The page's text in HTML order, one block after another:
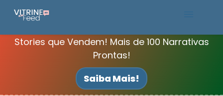
Stories que Vendem! Mais de 100 Narrativas
Prontas!
Saiba Mais!
Packs Canva